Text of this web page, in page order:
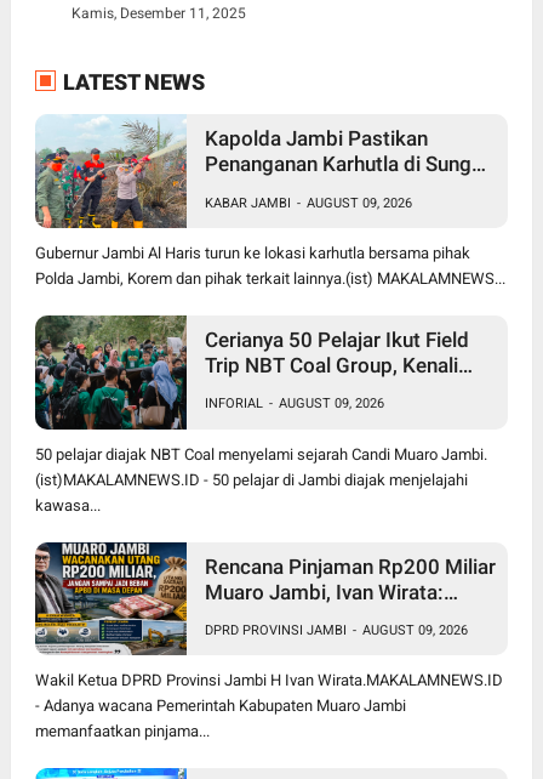
Kamis, Desember 11, 2025
LATEST NEWS
Kapolda Jambi Pastikan
Penanganan Karhutla di Sungai
TNI-Polri dan BPBD Diperkuat
KABAR JAMBI - AUGUST 09, 2026
Gubernur Jambi Al Haris turun ke lokasi karhutla bersama pihak
Polda Jambi, Korem dan pihak terkait lainnya.(ist) MAKALAMNEWS...
Cerianya 50 Pelajar Ikut Field
Trip NBT Coal Group, Kenali
INFORIAL - AUGUST 09, 2026
50 pelajar diajak NBT Coal menyelami sejarah Candi Muaro Jambi.
(ist)MAKALAMNEWS.ID - 50 pelajar di Jambi diajak menjelajahi
kawasa...
Rencana Pinjaman Rp200 Miliar
Muaro Jambi, Ivan Wirata:
Harus jadi Investasi
Pembangunan
DPRD PROVINSI JAMBI - AUGUST 09, 2026
Wakil Ketua DPRD Provinsi Jambi H Ivan Wirata.MAKALAMNEWS.ID
- Adanya wacana Pemerintah Kabupaten Muaro Jambi
memanfaatkan pinjama...